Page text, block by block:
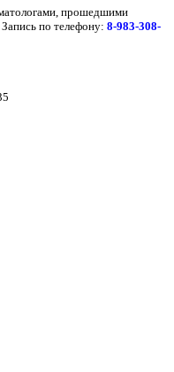
прошедшими
по телефону: 8-983-308-